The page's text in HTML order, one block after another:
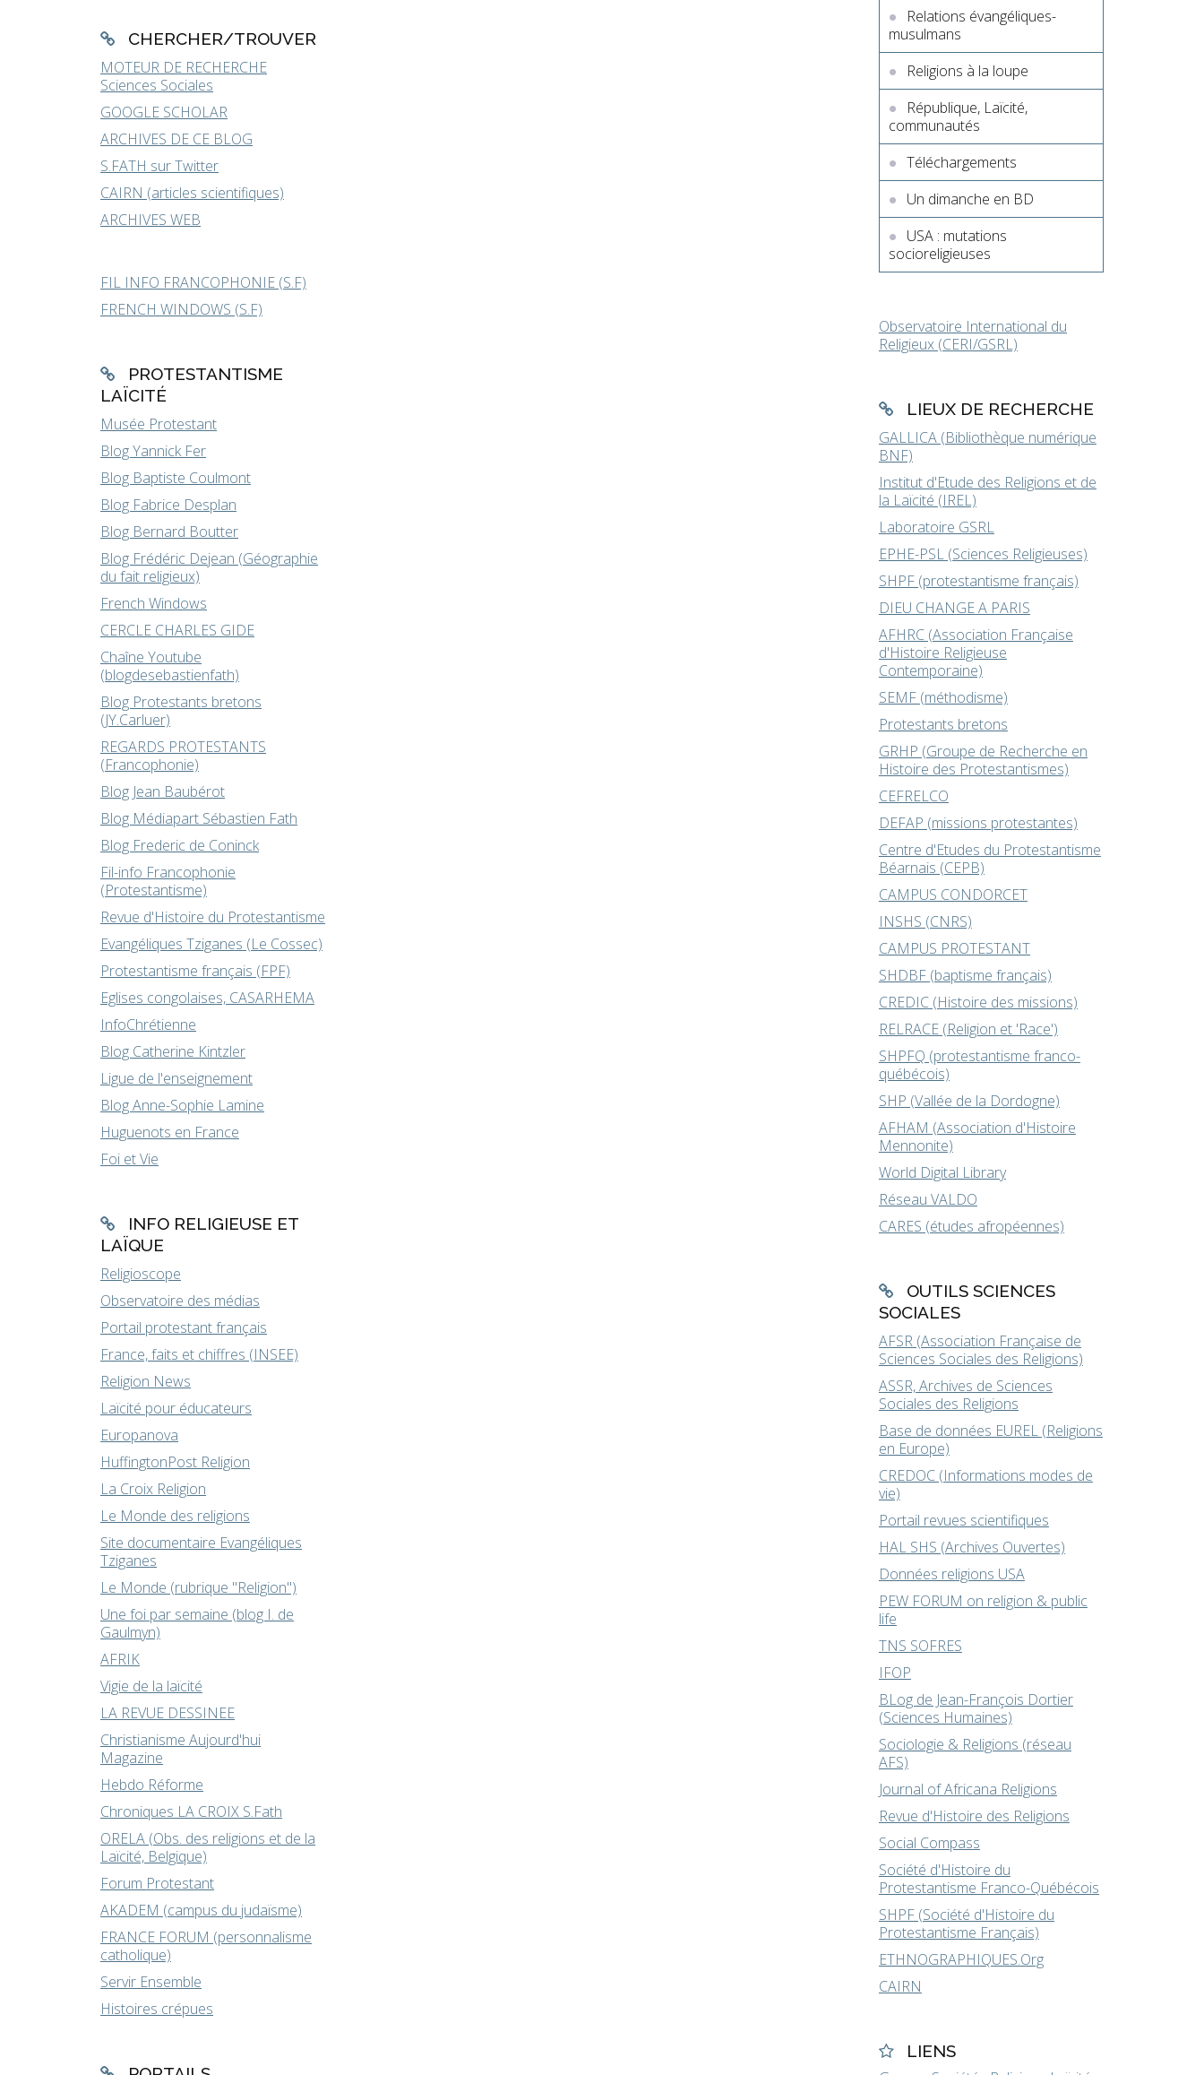
CHERCHER/TROUVER
MOTEUR DE RECHERCHE
Sciences Sociales
GOOGLE SCHOLAR
ARCHIVES DE CE BLOG
S.FATH sur Twitter
CAIRN (articles scientifiques)
ARCHIVES WEB
FIL INFO FRANCOPHONIE (S.F)
FRENCH WINDOWS (S.F)
PROTESTANTISME
LAÏCITÉ
Musée Protestant
Blog Yannick Fer
Blog Baptiste Coulmont
Blog Fabrice Desplan
Blog Bernard Boutter
Blog Frédéric Dejean (Géographie
du fait religieux)
French Windows
CERCLE CHARLES GIDE
Chaîne Youtube
(blogdesebastienfath)
Blog Protestants bretons
(JY.Carluer)
REGARDS PROTESTANTS
(Francophonie)
Blog Jean Baubérot
Blog Médiapart Sébastien Fath
Blog Frederic de Coninck
Fil-info Francophonie
(Protestantisme)
Revue d'Histoire du Protestantisme
Evangéliques Tziganes (Le Cossec)
Protestantisme français (FPF)
Eglises congolaises, CASARHEMA
InfoChrétienne
Blog Catherine Kintzler
Ligue de l'enseignement
Blog Anne-Sophie Lamine
Huguenots en France
Foi et Vie
INFO RELIGIEUSE ET
LAÏQUE
Religioscope
Observatoire des médias
Portail protestant français
France, faits et chiffres (INSEE)
Religion News
Laïcité pour éducateurs
Europanova
HuffingtonPost Religion
La Croix Religion
Le Monde des religions
Site documentaire Evangéliques
Tziganes
Le Monde (rubrique "Religion")
Une foi par semaine (blog I. de
Gaulmyn)
AFRIK
Vigie de la laïcité
LA REVUE DESSINEE
Christianisme Aujourd'hui
Magazine
Hebdo Réforme
Chroniques LA CROIX S.Fath
ORELA (Obs. des religions et de la
Laïcité, Belgique)
Forum Protestant
AKADEM (campus du judaïsme)
FRANCE FORUM (personnalisme
catholique)
Servir Ensemble
Histoires crépues
Relations évangéliques-
musulmans
Religions à la loupe
République, Laïcité,
communautés
Téléchargements
Un dimanche en BD
USA : mutations
socioreligieuses
Observatoire International du
Religieux (CERI/GSRL)
LIEUX DE RECHERCHE
GALLICA (Bibliothèque numérique
BNF)
Institut d'Etude des Religions et de
la Laïcité (IREL)
Laboratoire GSRL
EPHE-PSL (Sciences Religieuses)
SHPF (protestantisme français)
DIEU CHANGE A PARIS
AFHRC (Association Française
d'Histoire Religieuse
Contemporaine)
SEMF (méthodisme)
Protestants bretons
GRHP (Groupe de Recherche en
Histoire des Protestantismes)
CEFRELCO
DEFAP (missions protestantes)
Centre d'Etudes du Protestantisme
Béarnais (CEPB)
CAMPUS CONDORCET
INSHS (CNRS)
CAMPUS PROTESTANT
SHDBF (baptisme français)
CREDIC (Histoire des missions)
RELRACE (Religion et 'Race')
SHPFQ (protestantisme franco-
québécois)
SHP (Vallée de la Dordogne)
AFHAM (Association d'Histoire
Mennonite)
World Digital Library
Réseau VALDO
CARES (études afropéennes)
OUTILS SCIENCES
SOCIALES
AFSR (Association Française de
Sciences Sociales des Religions)
ASSR, Archives de Sciences
Sociales des Religions
Base de données EUREL (Religions
en Europe)
CREDOC (Informations modes de
vie)
Portail revues scientifiques
HAL SHS (Archives Ouvertes)
Données religions USA
PEW FORUM on religion & public
life
TNS SOFRES
IFOP
BLog de Jean-François Dortier
(Sciences Humaines)
Sociologie & Religions (réseau
AFS)
Journal of Africana Religions
Revue d'Histoire des Religions
Social Compass
Société d'Histoire du
Protestantisme Franco-Québécois
SHPF (Société d'Histoire du
Protestantisme Français)
ETHNOGRAPHIQUES.Org
CAIRN
LIENS